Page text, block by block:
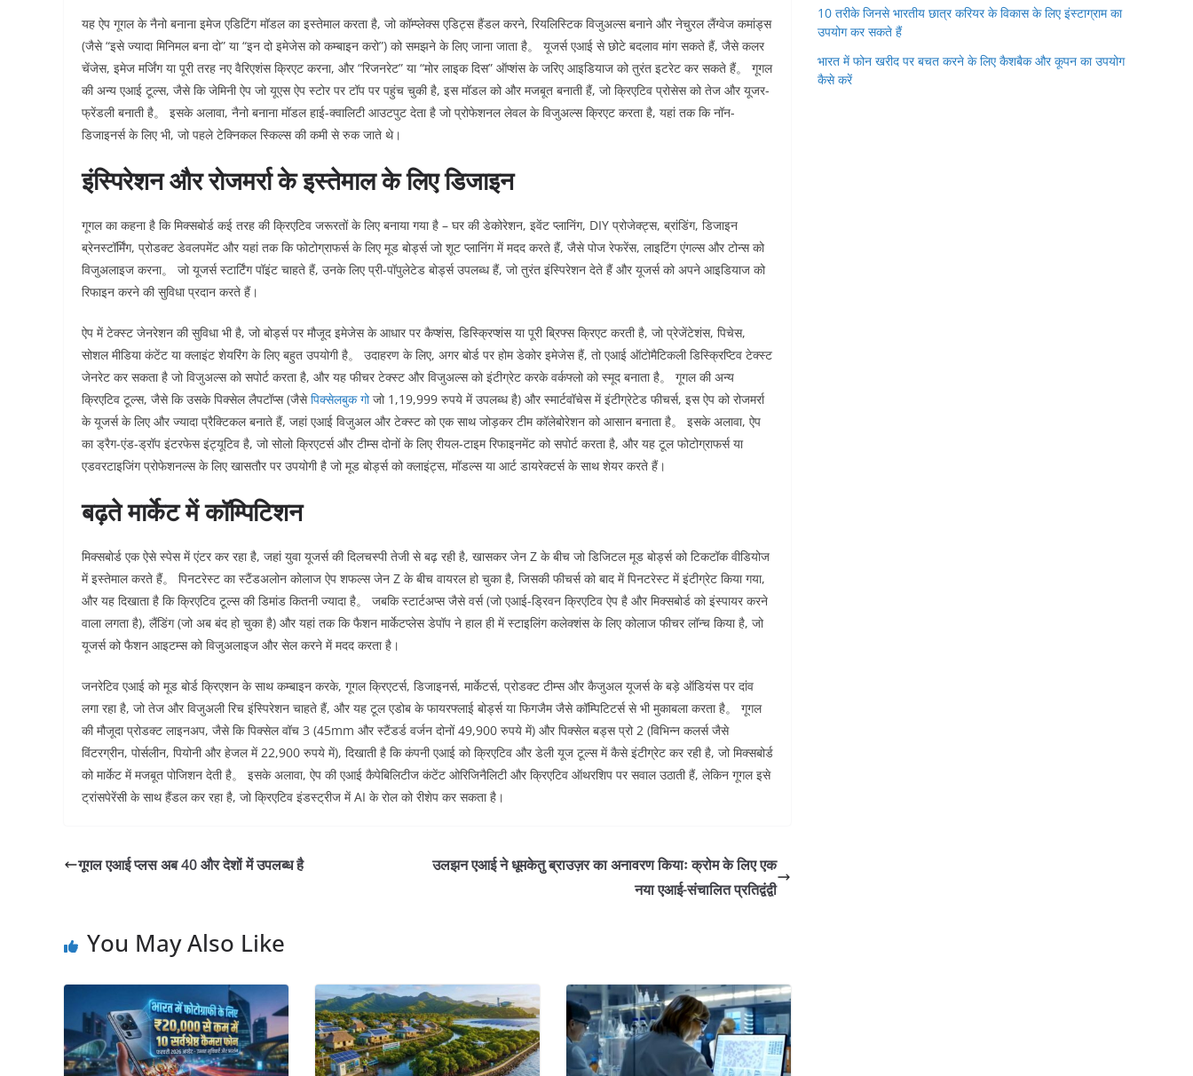
यह ऐप गूगल के नैनो बनाना इमेज एडिटिंग मॉडल का इस्तेमाल करता है, जो कॉम्प्लेक्स एडिट्स हैंडल करने, रियलिस्टिक विजुअल्स बनाने और नेचुरल लैंग्वेज कमांड्स
(जैसे “इसे ज्यादा मिनिमल बना दो” या “इन दो इमेजेस को कम्बाइन करो”) को समझने के लिए जाना जाता है。 यूजर्स एआई से छोटे बदलाव मांग सकते हैं, जैसे कलर
चेंजेस, इमेज मर्जिंग या पूरी तरह नए वैरिएशंस क्रिएट करना, और “रिजनरेट” या “मोर लाइक दिस” ऑप्शंस के जरिए आइडियाज को तुरंत इटरेट कर सकते हैं。 गूगल
की अन्य एआई टूल्स, जैसे कि जेमिनी ऐप जो यूएस ऐप स्टोर पर टॉप पर पहुंच चुकी है, इस मॉडल को और मजबूत बनाती हैं, जो क्रिएटिव प्रोसेस को तेज और यूजर-
फ्रेंडली बनाती है。 इसके अलावा, नैनो बनाना मॉडल हाई-क्वालिटी आउटपुट देता है जो प्रोफेशनल लेवल के विजुअल्स क्रिएट करता है, यहां तक कि नॉन-
डिजाइनर्स के लिए भी, जो पहले टेक्निकल स्किल्स की कमी से रुक जाते थे।
इंस्पिरेशन और रोजमर्रा के इस्तेमाल के लिए डिजाइन
गूगल का कहना है कि मिक्सबोर्ड कई तरह की क्रिएटिव जरूरतों के लिए बनाया गया है – घर की डेकोरेशन, इवेंट प्लानिंग, DIY प्रोजेक्ट्स, ब्रांडिंग, डिजाइन
ब्रेनस्टॉर्मिंग, प्रोडक्ट डेवलपमेंट और यहां तक कि फोटोग्राफर्स के लिए मूड बोर्ड्स जो शूट प्लानिंग में मदद करते हैं, जैसे पोज रेफरेंस, लाइटिंग एंगल्स और टोन्स को
विजुअलाइज करना。 जो यूजर्स स्टार्टिंग पॉइंट चाहते हैं, उनके लिए प्री-पॉपुलेटेड बोर्ड्स उपलब्ध हैं, जो तुरंत इंस्पिरेशन देते हैं और यूजर्स को अपने आइडियाज को
रिफाइन करने की सुविधा प्रदान करते हैं।
ऐप में टेक्स्ट जेनरेशन की सुविधा भी है, जो बोर्ड्स पर मौजूद इमेजेस के आधार पर कैप्शंस, डिस्क्रिप्शंस या पूरी ब्रिफ्स क्रिएट करती है, जो प्रेजेंटेशंस, पिचेस,
सोशल मीडिया कंटेंट या क्लाइंट शेयरिंग के लिए बहुत उपयोगी है。 उदाहरण के लिए, अगर बोर्ड पर होम डेकोर इमेजेस हैं, तो एआई ऑटोमैटिकली डिस्क्रिप्टिव टेक्स्ट
जेनरेट कर सकता है जो विजुअल्स को सपोर्ट करता है, और यह फीचर टेक्स्ट और विजुअल्स को इंटीग्रेट करके वर्कफ्लो को स्मूद बनाता है。 गूगल की अन्य
क्रिएटिव टूल्स, जैसे कि उसके पिक्सेल लैपटॉप्स (जैसेपिक्सेलबुक गोजो 1,19,999 रुपये में उपलब्ध है) और स्मार्टवॉचेस में इंटीग्रेटेड फीचर्स, इस ऐप को रोजमर्रा
के यूजर्स के लिए और ज्यादा प्रैक्टिकल बनाते हैं, जहां एआई विजुअल और टेक्स्ट को एक साथ जोड़कर टीम कॉलेबोरेशन को आसान बनाता है。 इसके अलावा, ऐप
का ड्रैग-एंड-ड्रॉप इंटरफेस इंट्यूटिव है, जो सोलो क्रिएटर्स और टीम्स दोनों के लिए रीयल-टाइम रिफाइनमेंट को सपोर्ट करता है, और यह टूल फोटोग्राफर्स या
एडवरटाइजिंग प्रोफेशनल्स के लिए खासतौर पर उपयोगी है जो मूड बोर्ड्स को क्लाइंट्स, मॉडल्स या आर्ट डायरेक्टर्स के साथ शेयर करते हैं।
बढ़ते मार्केट में कॉम्पिटिशन
मिक्सबोर्ड एक ऐसे स्पेस में एंटर कर रहा है, जहां युवा यूजर्स की दिलचस्पी तेजी से बढ़ रही है, खासकर जेन Z के बीच जो डिजिटल मूड बोर्ड्स को टिकटॉक वीडियोज
में इस्तेमाल करते हैं。 पिनटरेस्ट का स्टैंडअलोन कोलाज ऐप शफल्स जेन Z के बीच वायरल हो चुका है, जिसकी फीचर्स को बाद में पिनटरेस्ट में इंटीग्रेट किया गया,
और यह दिखाता है कि क्रिएटिव टूल्स की डिमांड कितनी ज्यादा है。 जबकि स्टार्टअप्स जैसे वर्स (जो एआई-ड्रिवन क्रिएटिव ऐप है और मिक्सबोर्ड को इंस्पायर करने
वाला लगता है), लैंडिंग (जो अब बंद हो चुका है) और यहां तक कि फैशन मार्केटप्लेस डेपॉप ने हाल ही में स्टाइलिंग कलेक्शंस के लिए कोलाज फीचर लॉन्च किया है, जो
यूजर्स को फैशन आइटम्स को विजुअलाइज और सेल करने में मदद करता है।
जनरेटिव एआई को मूड बोर्ड क्रिएशन के साथ कम्बाइन करके, गूगल क्रिएटर्स, डिजाइनर्स, मार्केटर्स, प्रोडक्ट टीम्स और कैजुअल यूजर्स के बड़े ऑडियंस पर दांव
लगा रहा है, जो तेज और विजुअली रिच इंस्पिरेशन चाहते हैं, और यह टूल एडोब के फायरफ्लाई बोर्ड्स या फिगजैम जैसे कॉम्पिटिटर्स से भी मुकाबला करता है。 गूगल
की मौजूदा प्रोडक्ट लाइनअप, जैसे कि पिक्सेल वॉच 3 (45mm और स्टैंडर्ड वर्जन दोनों 49,900 रुपये में) और पिक्सेल बड्स प्रो 2 (विभिन्न कलर्स जैसे
विंटरग्रीन, पोर्सलीन, पियोनी और हेजल में 22,900 रुपये में), दिखाती है कि कंपनी एआई को क्रिएटिव और डेली यूज टूल्स में कैसे इंटीग्रेट कर रही है, जो मिक्सबोर्ड
को मार्केट में मजबूत पोजिशन देती है。 इसके अलावा, ऐप की एआई कैपेबिलिटीज कंटेंट ओरिजिनैलिटी और क्रिएटिव ऑथरशिप पर सवाल उठाती हैं, लेकिन गूगल इसे
ट्रांसपेरेंसी के साथ हैंडल कर रहा है, जो क्रिएटिव इंडस्ट्रीज में AI के रोल को रीशेप कर सकता है।
गूगल एआई प्लस अब 40 और देशों में उपलब्ध है
उलझन एआई ने धूमकेतु ब्राउज़र का अनावरण कियाः क्रोम के लिए एक
नया एआई-संचालित प्रतिद्वंद्वी
You May Also Like
10 तरीके जिनसे भारतीय छात्र करियर के विकास के लिए इंस्टाग्राम का
उपयोग कर सकते हैं
भारत में फोन खरीद पर बचत करने के लिए कैशबैक और कूपन का उपयोग
कैसे करें